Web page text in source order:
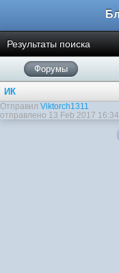
Результаты поиска
Форумы
ИК
Отправил Viktorch1311
отправлено 13 Feb 2017 16:34